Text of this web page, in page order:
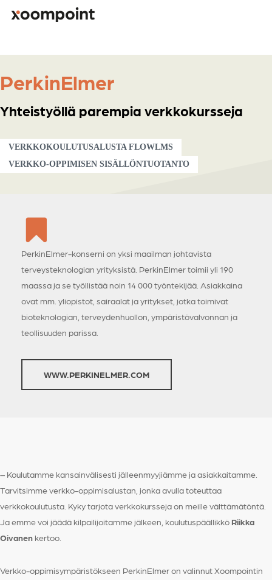
content
PerkinElmer
Yhteistyöllä parempia verkkokursseja
VERKKOKOULUTUSALUSTA FLOWLMS
VERKKO-OPPIMISEN SISÄLLÖNTUOTANTO
PerkinElmer-konserni on yksi maailman johtavista
terveysteknologian yrityksistä. PerkinElmer toimii yli 190
maassa ja se työllistää noin 14 000 työntekijää. Asiakkaina
ovat mm. yliopistot, sairaalat ja yritykset, jotka toimivat
bioteknologian, terveydenhuollon, ympäristövalvonnan ja
teollisuuden parissa.
WWW.PERKINELMER.COM
– Koulutamme kansainvälisesti jälleenmyyjiämme ja asiakkaitamme.
Tarvitsimme verkko-oppimisalustan, jonka avulla toteuttaa
verkkokoulutusta. Kyky tarjota verkkokursseja on meille välttämätöntä.
Ja emme voi jäädä kilpailijoitamme jälkeen, koulutuspäällikkö Riikka
Oivanen kertoo.
Verkko-oppimisympäristökseen PerkinElmer on valinnut Xoompointin